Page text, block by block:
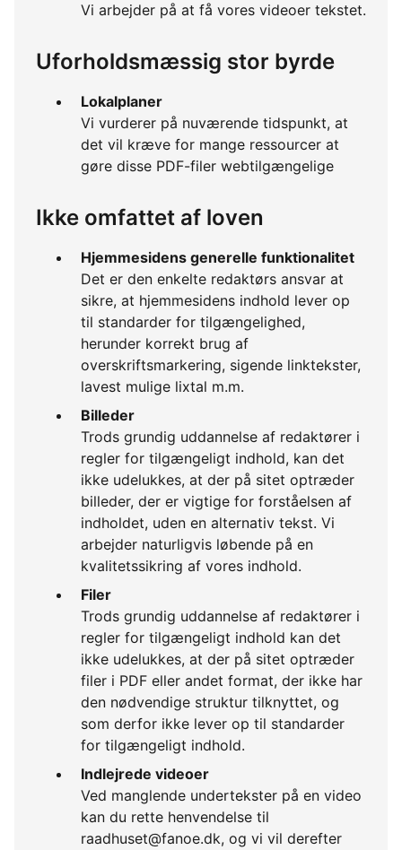
Vi arbejder på at få vores videoer tekstet.
Uforholdsmæssig stor byrde
Lokalplaner
Vi vurderer på nuværende tidspunkt, at
det vil kræve for mange ressourcer at
gøre disse PDF-filer webtilgængelige
Ikke omfattet af loven
Hjemmesidens generelle funktionalitet
Det er den enkelte redaktørs ansvar at
sikre, at hjemmesidens indhold lever op
til standarder for tilgængelighed,
herunder korrekt brug af
overskriftsmarkering, sigende linktekster,
lavest mulige lixtal m.m.
Billeder
Trods grundig uddannelse af redaktører i
regler for tilgængeligt indhold, kan det
ikke udelukkes, at der på sitet optræder
billeder, der er vigtige for forståelsen af
indholdet, uden en alternativ tekst. Vi
arbejder naturligvis løbende på en
kvalitetssikring af vores indhold.
Filer
Trods grundig uddannelse af redaktører i
regler for tilgængeligt indhold kan det
ikke udelukkes, at der på sitet optræder
filer i PDF eller andet format, der ikke har
den nødvendige struktur tilknyttet, og
som derfor ikke lever op til standarder
for tilgængeligt indhold.
Indlejrede videoer
Ved manglende undertekster på en video
kan du rette henvendelse til
raadhuset@fanoe.dk, og vi vil derefter